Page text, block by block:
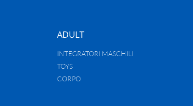
ADULT
INTEGRATORI MASCHILI
TOYS
CORPO